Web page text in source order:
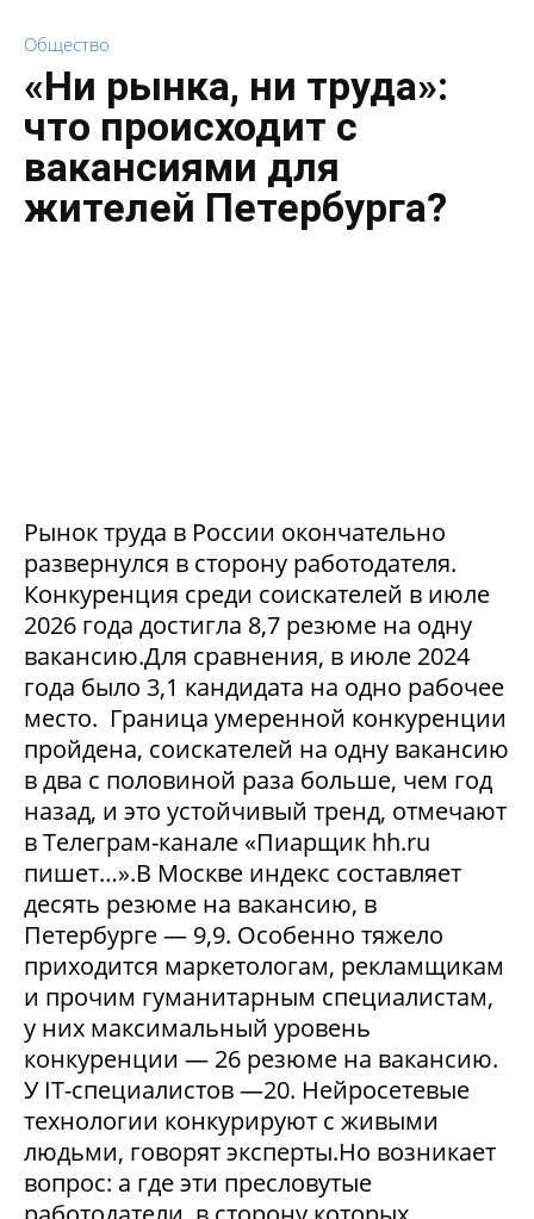
Общество
«Ни рынка, ни труда»:
что происходит с
вакансиями для
жителей Петербурга?
Рынок труда в России окончательно
развернулся в сторону работодателя.
Конкуренция среди соискателей в июле
2026 года достигла 8,7 резюме на одну
вакансию.Для сравнения, в июле 2024
года было 3,1 кандидата на одно рабочее
место. Граница умеренной конкуренции
пройдена, соискателей на одну вакансию
в два с половиной раза больше, чем год
назад, и это устойчивый тренд, отмечают
в Телеграм-канале «Пиарщик hh.ru
пишет…».В Москве индекс составляет
десять резюме на вакансию, в
Петербурге — 9,9. Особенно тяжело
приходится маркетологам, рекламщикам
и прочим гуманитарным специалистам,
у них максимальный уровень
конкуренции — 26 резюме на вакансию.
У IT-специалистов —20. Нейросетевые
технологии конкурируют с живыми
людьми, говорят эксперты.Но возникает
вопрос: а где эти пресловутые